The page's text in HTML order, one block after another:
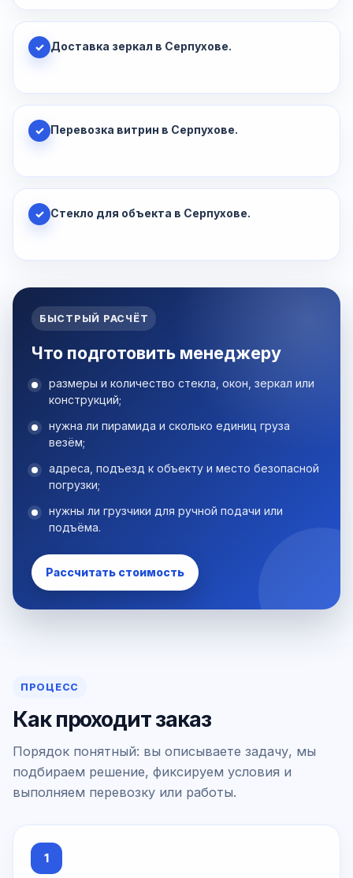
✓ Доставка зеркал в Серпухове.
✓ Перевозка витрин в Серпухове.
✓ Стекло для объекта в Серпухове.
БЫСТРЫЙ РАСЧЁТ
Что подготовить менеджеру
размеры и количество стекла, окон, зеркал или
конструкций;
нужна ли пирамида и сколько единиц груза
везём;
адреса, подъезд к объекту и место безопасной
погрузки;
нужны ли грузчики для ручной подачи или
подъёма.
Рассчитать стоимость
ПРОЦЕСС
Как проходит заказ
Порядок понятный: вы описываете задачу, мы
подбираем решение, фиксируем условия и
выполняем перевозку или работы.
1